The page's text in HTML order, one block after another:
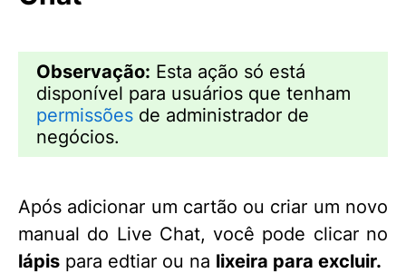
Observação: Esta ação só está
disponível para usuários que tenham
permissões de administrador de
negócios.
Após adicionar um cartão ou criar um novo
manual do Live Chat, você pode clicar no
lápis para edtiar ou na lixeira para excluir.